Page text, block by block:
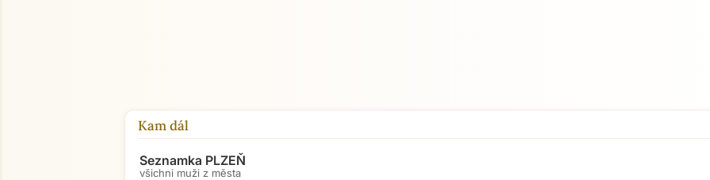
Kam dál
Seznamka PLZEŇ
všichni muži z města